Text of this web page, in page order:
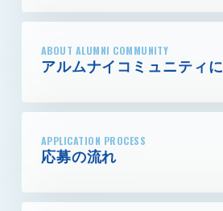
ABOUT ALUMNI COMMUNITY
アルムナイコミュニティに
APPLICATION PROCESS
応募の流れ